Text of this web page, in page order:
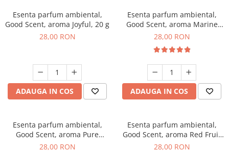
Esenta parfum ambiental,
Good Scent, aroma Joyful, 20 g
28,00 RON
ADAUGA IN COS
Esenta parfum ambiental,
Good Scent, aroma Marine
Breeze, 20 g
28,00 RON
ADAUGA IN COS
Esenta parfum ambiental,
Good Scent, aroma Pure
White Musc, 20 g
28,00 RON
Esenta parfum ambiental,
Good Scent, aroma Red Fruit
Bubble, 20 g
28,00 RON